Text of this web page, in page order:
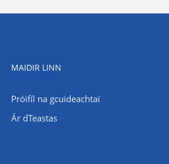
MAIDIR LINN
Próifíl na gcuideachtaí
Ár dTeastas